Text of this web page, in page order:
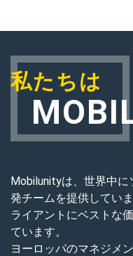
私たちは
Mobilunityは、世界中
発チームを提供してい
ライアントにベストな
ています。
ヨーロッパのマネジメ